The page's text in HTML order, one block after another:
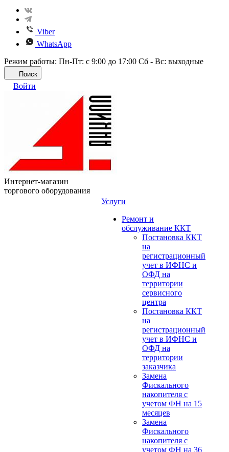
Viber
WhatsApp
Режим работы: Пн-Пт: с 9:00 до 17:00 Сб - Вс: выходные
Поиск
Войти
Интернет-магазин
торгового оборудования
Услуги
Ремонт и
обслуживание ККТ
Постановка ККТ
на
регистрационный
учет в ИФНС и
ОФД на
территории
сервисного
центра
Постановка ККТ
на
регистрационный
учет в ИФНС и
ОФД на
территории
заказчика
Замена
Фискального
накопителя с
учетом ФН на 15
месяцев
Замена
Фискального
накопителя с
учетом ФН на 36